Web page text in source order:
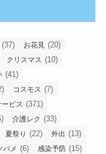
(37) お花見 (20)
クリスマス (10)
(41)
コスモス (7)
ビス (371)
介護レク (33)
夏祭り (22) 外出 (13)
バメ (6) 感染予防 (15)